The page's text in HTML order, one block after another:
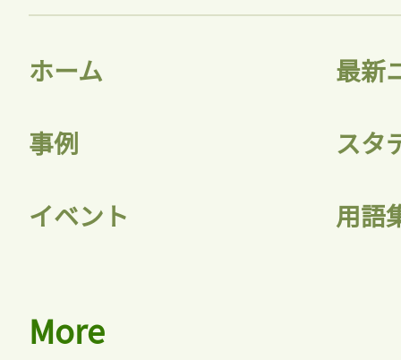
ホーム 最新
事例 スタ
イベント 用語
More